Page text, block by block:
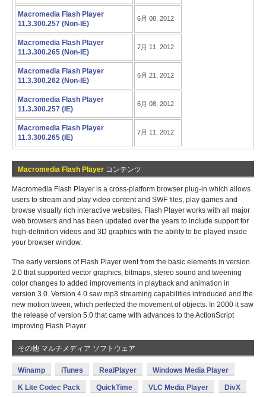
Macromedia Flash Player
11.3.300.257 (Non-IE)
6月 08, 2012
Macromedia Flash Player
11.3.300.265 (Non-IE)
7月 11, 2012
Macromedia Flash Player
11.3.300.262 (Non-IE)
6月 21, 2012
Macromedia Flash Player
11.3.300.257 (IE)
6月 08, 2012
Macromedia Flash Player
11.3.300.265 (IE)
7月 11, 2012
Macromedia Flash Player コンテンツ
Macromedia Flash Player is a cross-platform browser plug-in which allows
users to stream and play video content and SWF files, play games and
browse visually rich interactive websites. Flash Player works with all major
web browsers and has been updated over the years to include support for
high-definition videos and 3D graphics with the ability to be played inside
your browser window.
The early versions of Flash Player went from the basic elements in version
2.0 that supported vector graphics, bitmaps, stereo sound and tweening
color changes to added improvements in playback and animation in
version 3.0. Version 4.0 saw mp3 streaming capabilities introduced and the
new motion tween, which perfected the movement of objects. In 2000 it saw
the release of version 5.0 that came with advances to the ActionScript
improving Flash Player
その他 マルチメディア ソフトウェア
Winamp iTunes RealPlayer Windows Media Player
K Lite Codec Pack QuickTime VLC Media Player DivX